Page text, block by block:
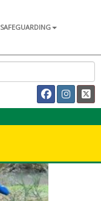
SAFEGUARDING